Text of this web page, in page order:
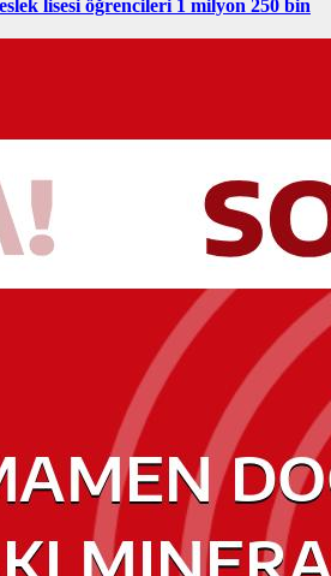
lisesi öğrencileri 1 milyon 250 bin